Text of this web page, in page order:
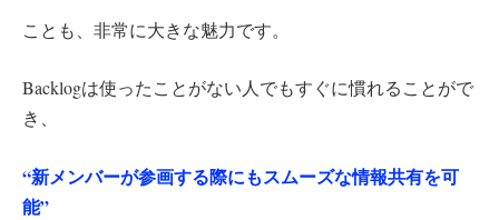
ことも、非常に大きな魅力です。
Backlogは使ったことがない人でもすぐに慣れることがで
き、
“新メンバーが参画する際にもスムーズな情報共有を可
能”